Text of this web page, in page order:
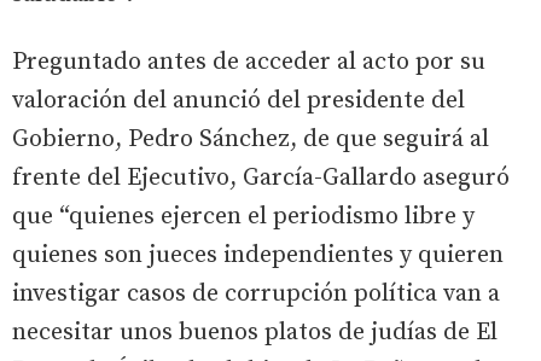
Preguntado antes de acceder al acto por su
valoración del anunció del presidente del
Gobierno, Pedro Sánchez, de que seguirá al
frente del Ejecutivo, García-Gallardo aseguró
que “quienes ejercen el periodismo libre y
quienes son jueces independientes y quieren
investigar casos de corrupción política van a
necesitar unos buenos platos de judías de El